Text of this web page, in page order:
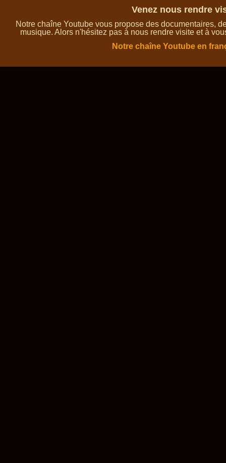
Venez nous rendre
Notre chaîne Youtube vous propose des documentaires,
musique. Alors n'hésitez pas à nous rendre visite et à
Notre chaîne Youtube en